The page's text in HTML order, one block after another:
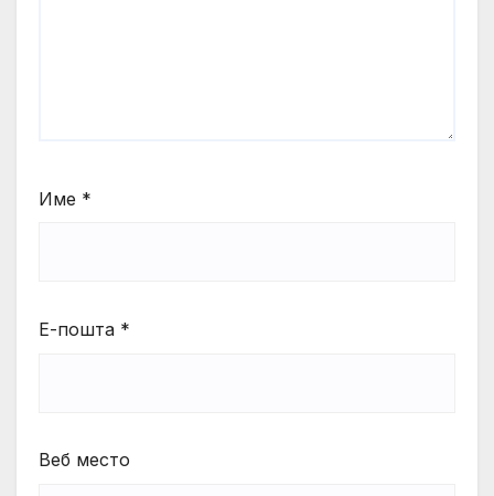
Име *
Е-пошта *
Веб место